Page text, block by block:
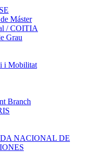
Máster
/ COITIA
Grau
i Mobilitat
Branch
NACIONAL DE